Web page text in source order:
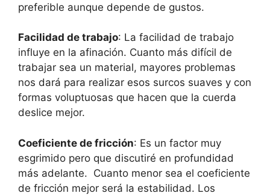
preferible aunque depende de gustos.
Facilidad de trabajo: La facilidad de trabajo
influye en la afinación. Cuanto más difícil de
trabajar sea un material, mayores problemas
nos dará para realizar esos surcos suaves y con
formas voluptuosas que hacen que la cuerda
deslice mejor.
Coeficiente de fricción: Es un factor muy
esgrimido pero que discutiré en profundidad
más adelante. Cuanto menor sea el coeficiente
de fricción mejor será la estabilidad. Los